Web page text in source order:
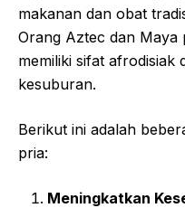
makanan dan obat
Orang Aztec dan
memiliki sifat afrodisiak
kesuburan.
Berikut ini adalah
pria:
Meningkatkan